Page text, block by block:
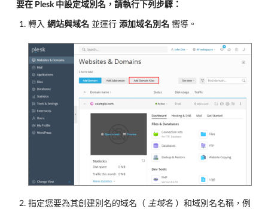
要在 Plesk 中設定域別名，請執行下列步驟：
轉入 網站與域名 並運行 添加域名別名 嚮導。
指定您要為其創建別名的域名（ 主域名 ）和域別名名稱，例